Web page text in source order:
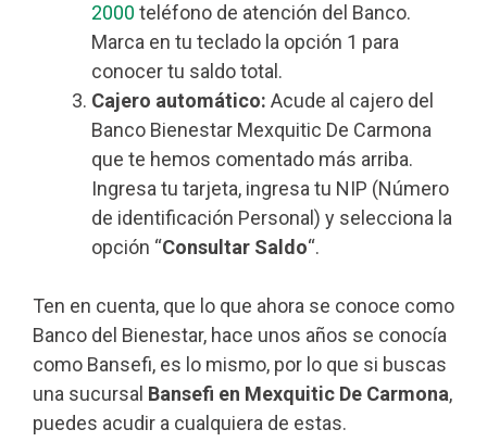
2000 teléfono de atención del Banco.
Marca en tu teclado la opción 1 para
conocer tu saldo total.
Cajero automático: Acude al cajero del
Banco Bienestar Mexquitic De Carmona
que te hemos comentado más arriba.
Ingresa tu tarjeta, ingresa tu NIP (Número
de identificación Personal) y selecciona la
opción “Consultar Saldo“.
Ten en cuenta, que lo que ahora se conoce como
Banco del Bienestar, hace unos años se conocía
como Bansefi, es lo mismo, por lo que si buscas
una sucursal Bansefi en Mexquitic De Carmona,
puedes acudir a cualquiera de estas.